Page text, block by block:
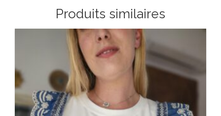
Produits similaires